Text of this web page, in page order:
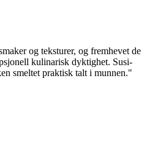
og teksturer, og fremhevet de
kulinarisk dyktighet. Susi-
smeltet praktisk talt i munnen.